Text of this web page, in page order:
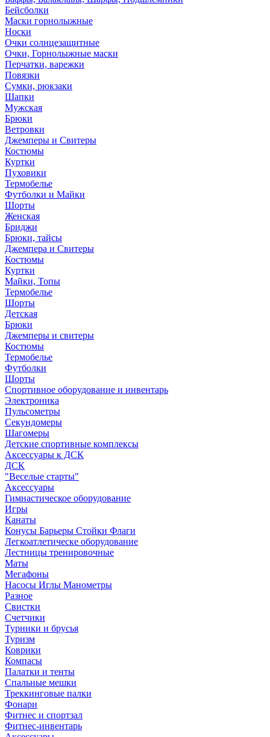
Бейсболки
Маски горнолыжные
Носки
Очки солнцезащитные
Очки, Горнолыжные маски
Перчатки, варежки
Повязки
Сумки, рюкзаки
Шапки
Мужская
Брюки
Ветровки
Джемперы и Свитеры
Костюмы
Куртки
Пуховики
Термобелье
Футболки и Майки
Шорты
Женская
Бриджи
Брюки, тайсы
Джемпера и Свитеры
Костюмы
Куртки
Майки, Топы
Термобелье
Шорты
Детская
Брюки
Джемперы и свитеры
Костюмы
Термобелье
Футболки
Шорты
Спортивное оборудование и инвентарь
Электроника
Пульсометры
Секундомеры
Шагомеры
Детские спортивные комплексы
Аксессуары к ДСК
ДСК
"Веселые старты"
Аксессуары
Гимнастическое оборудование
Игры
Канаты
Конусы Барьеры Стойки Флаги
Легкоатлетическе оборудование
Лестницы тренировочные
Маты
Мегафоны
Насосы Иглы Манометры
Разное
Свистки
Счетчики
Турники и брусья
Туризм
Коврики
Компасы
Палатки и тенты
Спальные мешки
Треккинговые палки
Фонари
Фитнес и спортзал
Фитнес-инвентарь